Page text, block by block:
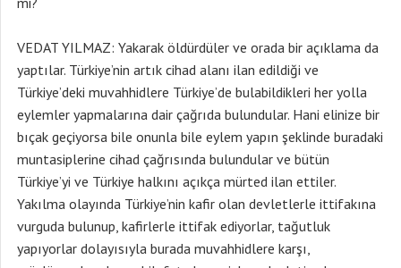
VEDAT YILMAZ: Yakarak öldürdüler ve orada bir açıklama da
yaptılar. Türkiye’nin artık cihad alanı ilan edildiği ve
Türkiye’deki muvahhidlere Türkiye’de bulabildikleri her yolla
eylemler yapmalarına dair çağrıda bulundular. Hani elinize bir
bıçak geçiyorsa bile onunla bile eylem yapın şeklinde buradaki
muntasiplerine cihad çağrısında bulundular ve bütün
Türkiye’yi ve Türkiye halkını açıkça mürted ilan ettiler.
Yakılma olayında Türkiye’nin kafir olan devletlerle ittifakına
vurguda bulunup, kafirlerle ittifak ediyorlar, tağutluk
yapıyorlar dolayısıyla burada muvahhidlere karşı,